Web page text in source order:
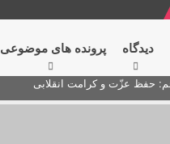
دیدگاه‌ پرونده های موضوعی